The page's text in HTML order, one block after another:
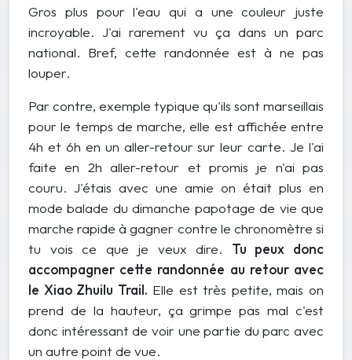
Gros plus pour l'eau qui a une couleur juste
incroyable. J'ai rarement vu ça dans un parc
national. Bref, cette randonnée est à ne pas
louper.
Par contre, exemple typique qu'ils sont marseillais
pour le temps de marche, elle est affichée entre
4h et 6h en un aller-retour sur leur carte. Je l'ai
faite en 2h aller-retour et promis je n'ai pas
couru. J'étais avec une amie on était plus en
mode balade du dimanche papotage de vie que
marche rapide à gagner contre le chronomètre si
tu vois ce que je veux dire. Tu peux donc
accompagner cette randonnée au retour avec
le Xiao Zhuilu Trail. Elle est très petite, mais on
prend de la hauteur, ça grimpe pas mal c'est
donc intéressant de voir une partie du parc avec
un autre point de vue.